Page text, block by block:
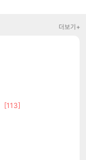
더보기+
[113]